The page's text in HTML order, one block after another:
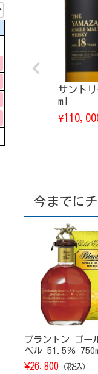
サント
ml
¥
今までに
ブラントン ゴー
ベル 51.5％
¥26,800 （税込）